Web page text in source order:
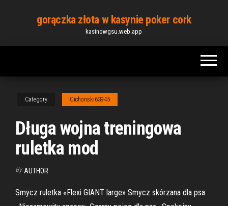
content
gorączka złota w kasynie poker cork
kasinowgsu.web.app
Category Cichonski63945
Długa wojna treningowa
ruletka mod
By AUTHOR
Smycz ruletka «Flexi GIANT large» Smycz skórzana dla psa